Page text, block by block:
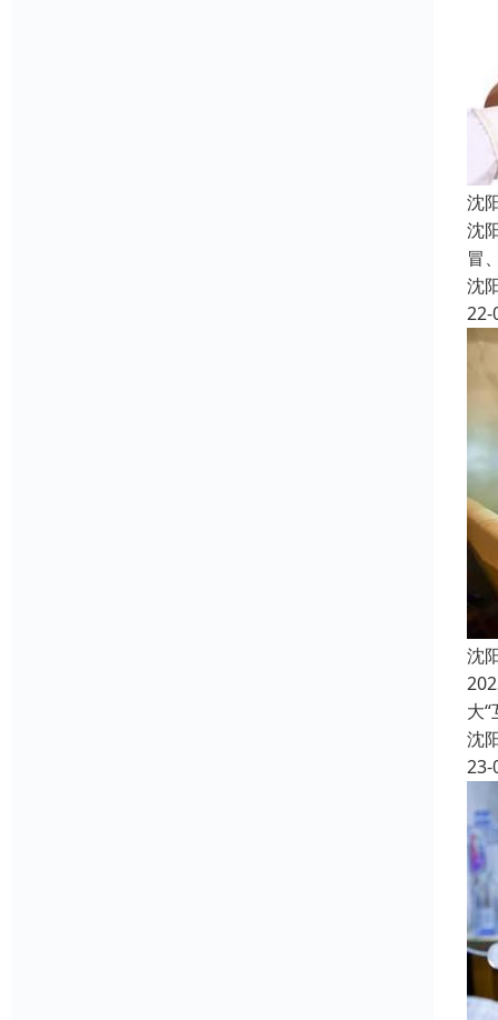
沈
沈
冒
沈
22-
沈
大
沈
23-